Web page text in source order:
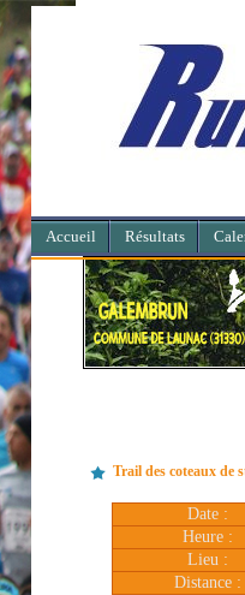
Accueil Résultats
Trail des coteaux de
Date :
Heure :
Lieu :
Distance :